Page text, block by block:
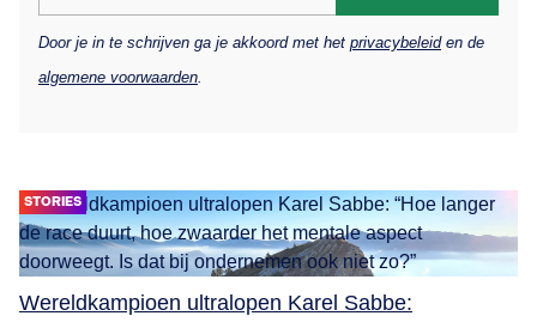
Door je in te schrijven ga je akkoord met het privacybeleiden de
algemene voorwaarden
STORIES
Wereldkampioen ultralopen Karel Sabbe: